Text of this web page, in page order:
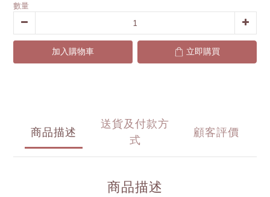
數量
加入購物車 立即購買
商品描述
送貨及付款方
式
顧客評價
商品描述